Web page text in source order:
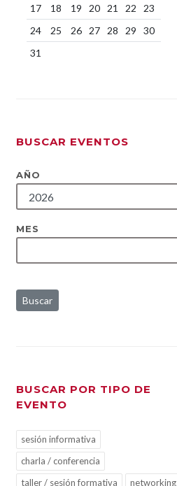
17
18 19 20 21 22
23
24
25 26 27 28 29
30
31
BUSCAR EVENTOS
AÑO
MES
Buscar
BUSCAR POR TIPO DE
EVENTO
sesión informativa
charla / conferencia
taller / sesión formativa
networking